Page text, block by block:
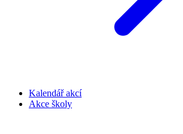
Kalendář akcí
Akce školy